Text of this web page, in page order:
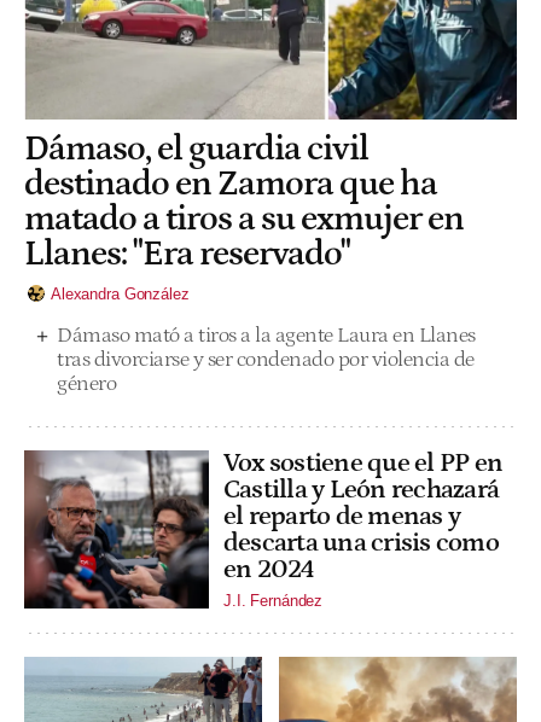
Dámaso, el guardia civil
destinado en Zamora que ha
matado a tiros a su exmujer en
Llanes: "Era reservado"
Alexandra González
Dámaso mató a tiros a la agente Laura en Llanes
tras divorciarse y ser condenado por violencia de
género
Vox sostiene que el PP en
Castilla y León rechazará
el reparto de menas y
descarta una crisis como
en 2024
J.I. Fernández